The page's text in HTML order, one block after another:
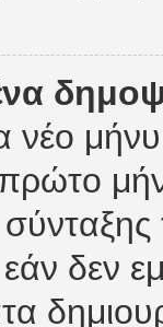
νέο
πρώτο
δεν